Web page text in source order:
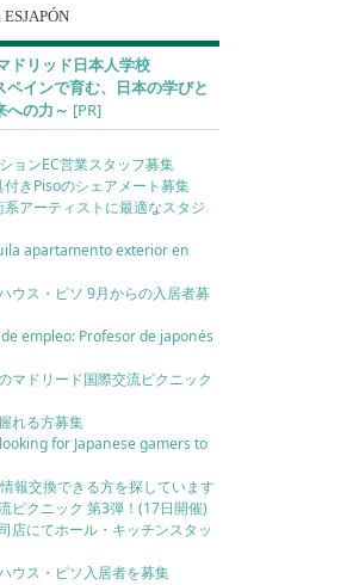
ドリッド日本人学校
ペインで育む、日本の学びと
への力～ [PR]
ョンEC営業スタッフ募集
付きPisoのシェアメート募集
系アーティストに最適なスタジ
apartamento exterior en
ウス・ピソ 9月からの入居者募
empleo: Profesor de japonés
マドリード国際交流ピクニック
れる方募集
looking for Japanese gamers to
報交換できる方を探しています
ピクニック 第3弾！(17日開催)
店にてホール・キッチンスタッ
ウス・ピソ入居者を募集